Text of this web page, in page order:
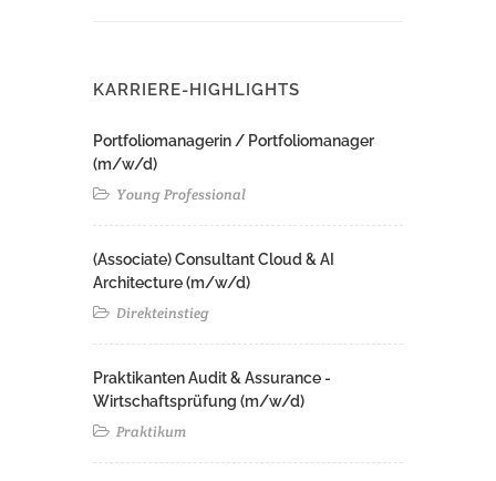
KARRIERE-HIGHLIGHTS
Portfoliomanagerin / Portfoliomanager
(m/w/d)
Young Professional
(Associate) Consultant Cloud & AI
Architecture (m/w/d)​ ​
Direkteinstieg
Praktikanten Audit & Assurance -
Wirtschaftsprüfung (m/w/d)
Praktikum